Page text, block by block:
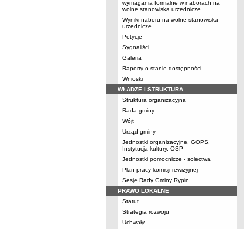
wymagania formalne w naborach na
wolne stanowiska urzędnicze
Wyniki naboru na wolne stanowiska
urzędnicze
Petycje
Sygnaliści
Galeria
Raporty o stanie dostępności
Wnioski
WŁADZE I STRUKTURA
Struktura organizacyjna
Rada gminy
Wójt
Urząd gminy
Jednostki organizacyjne, GOPS,
Instytucja kultury, OSP
Jednostki pomocnicze - sołectwa
Plan pracy komisji rewizyjnej
Sesje Rady Gminy Rypin
PRAWO LOKALNE
Statut
Strategia rozwoju
Uchwały